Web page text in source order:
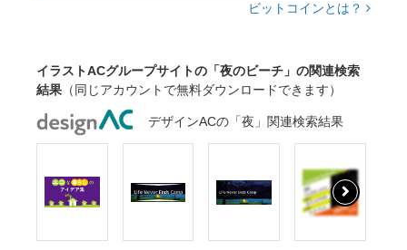
ビットコインとは？
イラストACグループサイトの「夜のビーチ」の関連検索
結果 （同じアカウントで無料ダウンロードできます）
デザインACの「夜」関連検索結果